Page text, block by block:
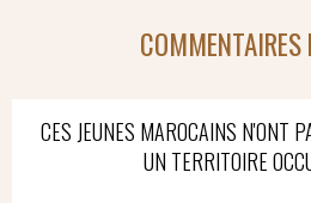
COMMENTAIRES
CES JEUNES MAROCAINS N'ONT
UN TERRITOIRE